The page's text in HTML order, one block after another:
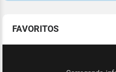
FAVORITOS